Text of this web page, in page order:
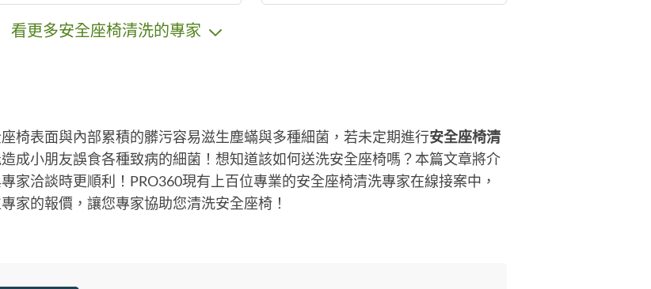
以120°C 高速沸騰蒸氣，搭配活氧酵
基礎潔淨： • 家居/商辦潔淨： 沙發、
床墊、窗簾、地毯 • 兒童用品： 👶 汽
車/兒童安全座椅、🍼 嬰兒推車 • 增值
服務： 全系列織品及皮件專業防護鍍
膜 • 家居鍍膜：🛀浴室、廚房、其它
不建議清潔了喔~ (不收費，若有產生
運費須寄回者，請自行吸收運費喔) ★
台中市西屯區自行送件 ★歡迎洽詢
看更多安全座椅清洗的專家
椅表面與內部累積的髒污容易滋生塵蟎與多種細菌，若未定期進行安全座椅清
成小朋友誤食各種致病的細菌！想知道該如何送洗安全座椅嗎？本篇文章將介
家洽談時更順利！PRO360現有上百位專業的安全座椅清洗專家在線接案中，
家的報價，讓您專家協助您清洗安全座椅！